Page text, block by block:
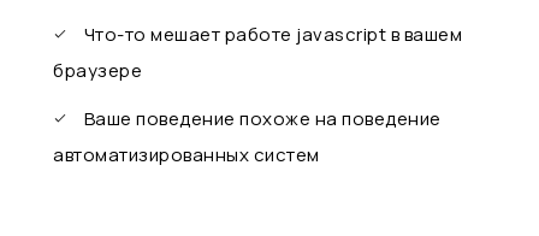
Что-то мешает работе javascript в вашем
браузере
Ваше поведение похоже на поведение
автоматизированных систем